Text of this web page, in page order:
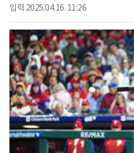
입력 2025.04.16. 11:26